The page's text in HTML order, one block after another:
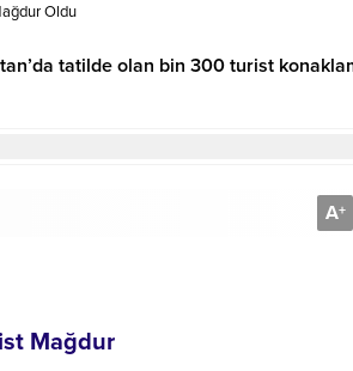
Oldu
tatilde olan bin 300 turist
A+
Mağdur